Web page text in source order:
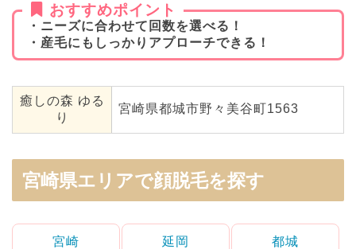
おすすめポイント
・ニーズに合わせて回数を選べる！
・産毛にもしっかりアプローチできる！
癒しの森 ゆる
り
宮崎県都城市野々美谷町1563
宮崎県エリアで顔脱毛を探す
宮崎 延岡 都城